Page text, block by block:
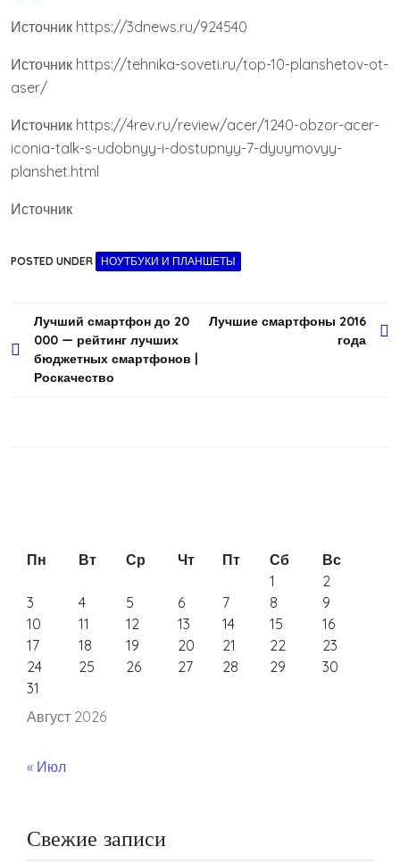
Источник https://3dnews.ru/924540
Источник https://tehnika-soveti.ru/top-10-planshetov-ot-
aser/
Источник https://4rev.ru/review/acer/1240-obzor-acer-
iconia-talk-s-udobnyy-i-dostupnyy-7-dyuymovyy-
planshet.html
Источник
POSTED UNDER НОУТБУКИ И ПЛАНШЕТЫ
Навигация
по
записям
Лучший смартфон до 20
000 — рейтинг лучших
бюджетных смартфонов |
Роскачество
Лучшие смартфоны 2016
года
Август 2026
Пн Вт Ср Чт Пт Сб
Вс
1
2
3
4 5 6 7 8
9
10
11 12 13 14 15
16
17
18 19 20 21 22
23
24
25 26 27 28 29
30
31
« Июл
Свежие записи